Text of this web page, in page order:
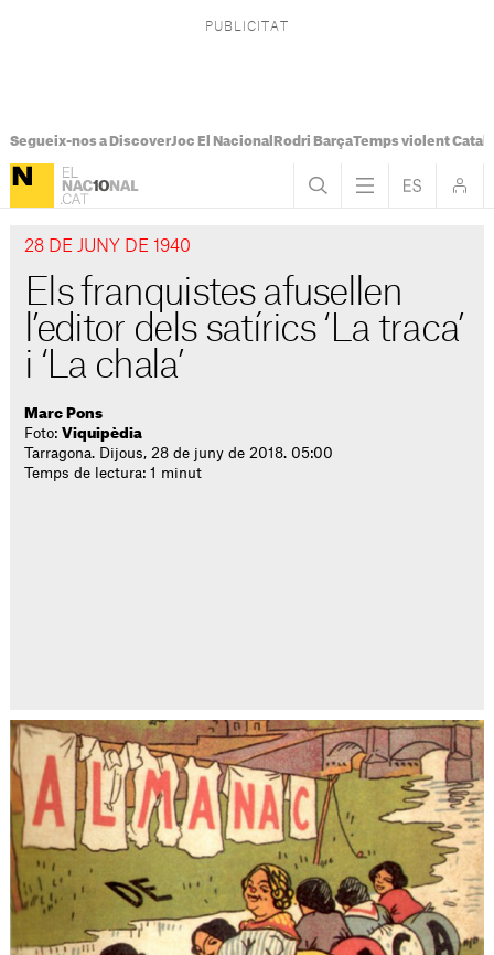
Segueix-nos a DiscoverJoc El Nacional Rodri BarçaTemps violent
28 DE JUNY DE 1940
Els franquistes afusellen
l’editor dels satírics ‘La traca’
i ‘La chala’
Marc Pons
Foto:Viquipèdia
Tarragona. Dijous, 28 de juny de 2018. 05:00
Temps de lectura: 1 minut